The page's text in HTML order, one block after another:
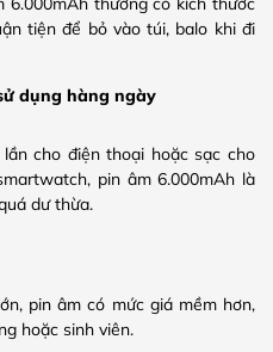
tiện để bỏ vào túi, balo khi đi
dụng hàng ngày
cho điện thoại hoặc sạc cho
pin âm 6.000mAh là
dư thừa.
pin âm có mức giá mềm hơn,
hoặc sinh viên.